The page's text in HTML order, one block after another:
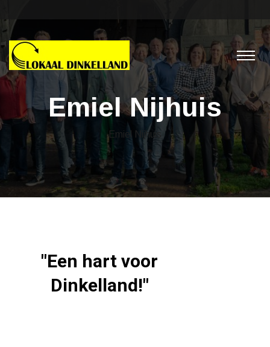
Emiel Nijhuis
Emiel Nijhuis
"Een hart voor
Dinkelland!"